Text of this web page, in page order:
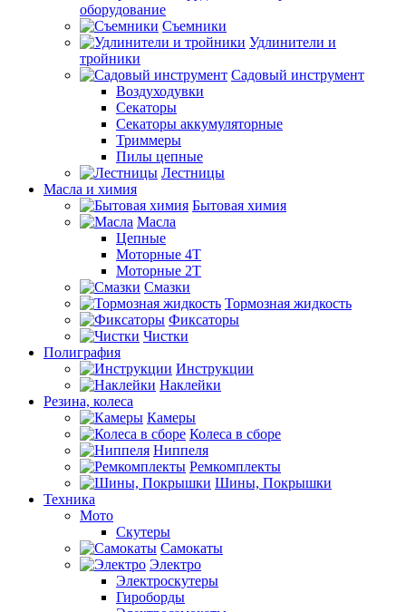
оборудование
Съемники
Удлинители и
тройники
Садовый инструмент
Воздуходувки
Секаторы
Секаторы аккумуляторные
Триммеры
Пилы цепные
Лестницы
Масла и химия
Бытовая химия
Масла
Цепные
Моторные 4Т
Моторные 2Т
Смазки
Тормозная жидкость
Фиксаторы
Чистки
Полиграфия
Инструкции
Наклейки
Резина, колеса
Камеры
Колеса в сборе
Ниппеля
Ремкомплекты
Шины, Покрышки
Техника
Мото
Скутеры
Самокаты
Электро
Электроскутеры
Гироборды